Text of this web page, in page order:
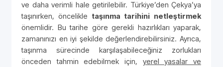
ve daha verimli hale getirilebilir. Türkiye’den Çekya’ya
taşınırken, öncelikle taşınma tarihini netleştirmek
önemlidir. Bu tarihe göre gerekli hazırlıkları yaparak,
zamanınızı en iyi şekilde değerlendirebilirsiniz. Ayrıca,
taşınma sürecinde karşılaşabileceğiniz zorlukları
önceden tahmin edebilmek için, yerel yasalar ve